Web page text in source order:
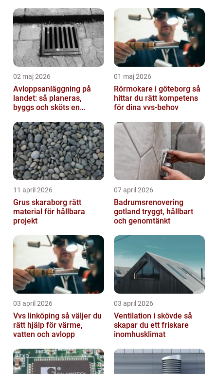
02 maj 2026
Avloppsanläggning på
landet: så planeras,
byggs och sköts en
01 maj 2026
Rörmokare i göteborg så
hittar du rätt kompetens
för dina vvs-behov
11 april 2026
Grus skaraborg rätt
material för hållbara
projekt
07 april 2026
Badrumsrenovering
gotland tryggt, hållbart
och genomtänkt
03 april 2026
Vvs linköping så väljer du
rätt hjälp för värme,
vatten och avlopp
03 april 2026
Ventilation i skövde så
skapar du ett friskare
inomhusklimat